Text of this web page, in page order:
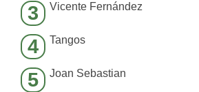
3 Vicente Fernández
4 Tangos
5 Joan Sebastian